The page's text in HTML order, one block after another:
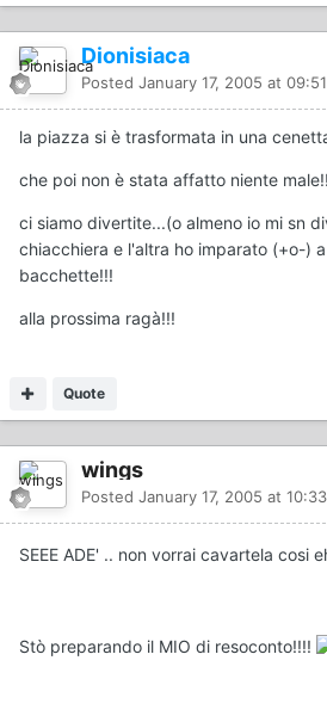
Dionisiaca
Posted January 17, 2005 at
la piazza si è trasformata in una
che poi non è stata affatto niente
ci siamo divertite...(o almeno io mi sn
chiacchiera e l'altra ho imparato (+o-)
bacchette!!!
alla prossima ragà!!!
Quote
wings
Posted January 17, 2005 at
SEEE ADE' .. non vorrai cavartela cosi
Stò preparando il MIO di resoconto!!!!